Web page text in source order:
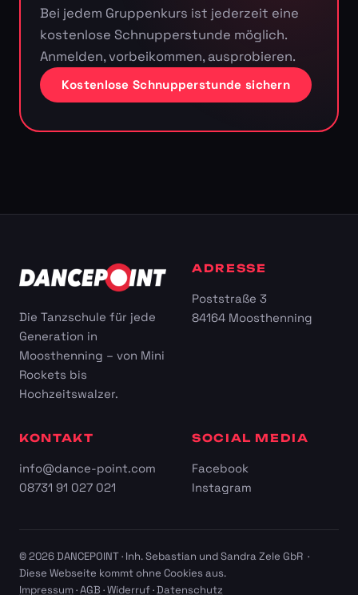
Bei jedem Gruppenkurs ist jederzeit eine
kostenlose Schnupperstunde möglich.
Anmelden, vorbeikommen, ausprobieren.
Kostenlose Schnupperstunde sichern
Die Tanzschule für jede
Generation in
Moosthenning – von Mini
Rockets bis
Hochzeitswalzer.
ADRESSE
Poststraße 3
84164 Moosthenning
KONTAKT
info@dance-point.com
08731 91 027 021
SOCIAL MEDIA
Facebook
Instagram
© 2026 DANCEPOINT · Inh. Sebastian und Sandra Zele GbR ·
Diese Webseite kommt ohne Cookies aus.
Impressum·AGB ·Widerruf·Datenschutz